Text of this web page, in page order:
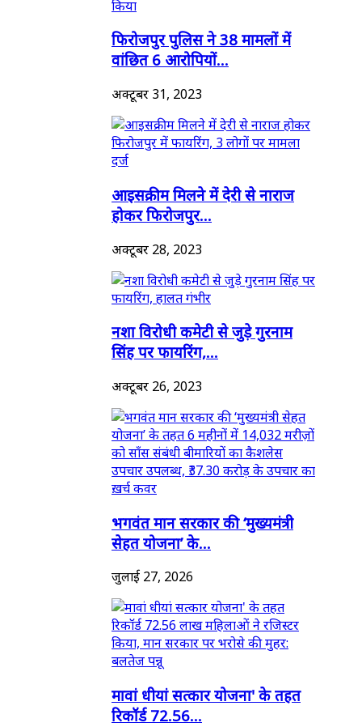
फिरोजपुर पुलिस ने 38 मामलों में
वांछित 6 आरोपियों...
अक्टूबर 31, 2023
आइसक्रीम मिलने में देरी से नाराज
होकर फिरोजपुर...
अक्टूबर 28, 2023
नशा विरोधी कमेटी से जुड़े गुरनाम
सिंह पर फायरिंग,...
अक्टूबर 26, 2023
भगवंत मान सरकार की ‘मुख्यमंत्री
सेहत योजना’ के...
जुलाई 27, 2026
मावां धीयां सत्कार योजना' के तहत
रिकॉर्ड 72.56...